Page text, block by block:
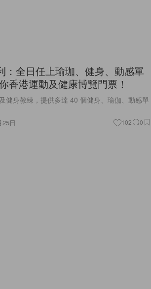
：全日任上瑜珈、健身、動感單
香港運動及健康博覽門票！
健身教練，提供多達 40 個健身、瑜伽、動感單
25日 102 0